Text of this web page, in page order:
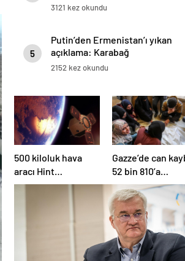
3121 kez okundu
5
Putin’den Ermenistan’ı yıkan
açıklama: Karabağ
Azerbaycan’ın ayrılmaz bir
2152 kez okundu
500 kiloluk hava
aracı Hint
Okyanusu’na düştü
Gazze’de can
52 bin 810’a
yükseldi